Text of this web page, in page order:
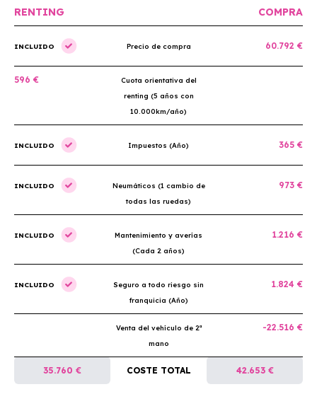
RENTING COMPRA
INCLUIDO Precio de compra 60.792 €
596 €
Cuota orientativa del
renting (5 años con
10.000km/año)
INCLUIDO Impuestos (Año) 365 €
INCLUIDO
Neumáticos (1 cambio de
todas las ruedas)
973 €
INCLUIDO
Mantenimiento y averías
(Cada 2 años)
1.216 €
INCLUIDO
Seguro a todo riesgo sin
franquicia (Año)
1.824 €
Venta del vehículo de 2ª
mano
-22.516 €
35.760 € COSTE TOTAL 42.653 €